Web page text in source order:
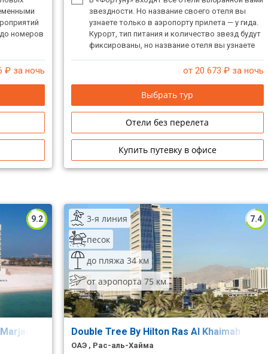
номеров
₽ за ночь
звездности. Но название своего отеля вы
узнаете только в аэропорту прилета — у гида.
Курорт, тип питания и количество звезд будут
фиксированы, но название отеля вы узнаете
от 20 673 ₽ за ночь
Выбрать тур
Отели без перелета
Купить путевку в офисе
9.2
Island
7.4
3-я линия
песок
до пляжа 34 км
от аэропорта 75 км
Double Tree By Hilton Ras Al Khaimah
ОАЭ , Рас-аль-Хайма